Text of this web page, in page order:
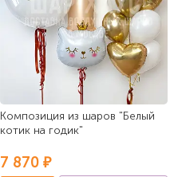
Композиция из шаров "Белый
котик на годик"
7 870 ₽